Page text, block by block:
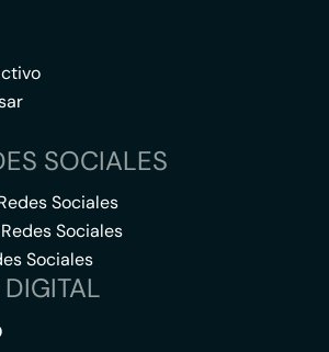
SOCIALES
Sociales
Sociales
Sociales